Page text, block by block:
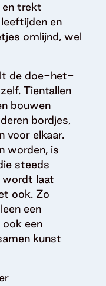
en trekt
en
omlijnd, wel
de doe-het-
Tientallen
bouwen
bordjes,
voor elkaar.
worden, is
steeds
wordt laat
ook. Zo
een
een
kunst